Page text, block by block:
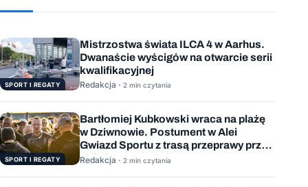
SPORT I REGATY
Mistrzostwa świata ILCA 4 w Aarhus.
Dwanaście wyścigów na otwarcie serii
kwalifikacyjnej
Redakcja · 2 min czytania
SPORT I REGATY
Bartłomiej Kubkowski wraca na plażę
w Dziwnowie. Postument w Alei
Gwiazd Sportu z trasą przeprawy przez
Bałtyk
Redakcja · 2 min czytania